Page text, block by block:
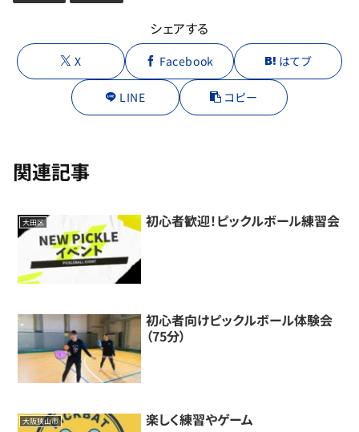
シェアする
X Facebook はてブ
LINE コピー
関連記事
大田区 初心者歓迎！ピックルボール練習会
初心者向けピックルボール体験会
（75分）
大阪狭山市 楽しく練習やゲーム